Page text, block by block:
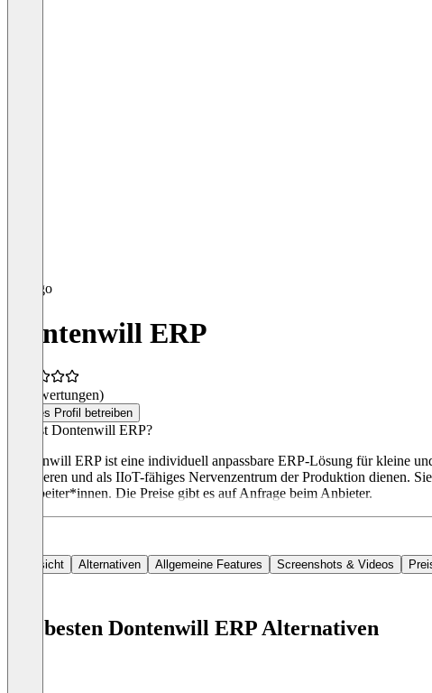
Dontenwill ERP
(0 Bewertungen)
Dieses Profil betreiben
Was ist Dontenwill ERP?
Dontenwill ERP ist eine individuell anpassbare ERP-Lösung für kleine
optimieren und als IIoT-fähiges Nervenzentrum der Produktion
Mitarbeiter*innen. Die Preise gibt es auf Anfrage beim Anbieter.
Übersicht Alternativen Allgemeine Features Screenshots & Videos
Die besten Dontenwill ERP Alternativen